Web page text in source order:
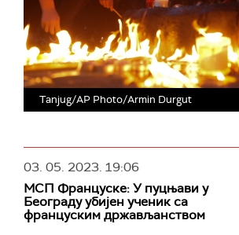
Tanjug/AP Photo/Armin Durgut
03. 05. 2023. 19:06
МСП Француске: У пуцњави у
Београду убијен ученик са
француским држављанством